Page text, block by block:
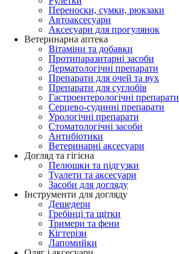
Переноски, сумки, рюкзаки
Автоаксесуари
Аксесуари для прогулянок
Ветеринарна аптека
Вітаміни та добавки
Протипаразитарні засоби
Дерматологічні препарати
Препарати для очей та вух
Препарати для суглобів
Гастроентерологічні препарати
Серцево-судинні препарати
Урологічні препарати
Стоматологічні засоби
Антибіотики
Ветеринарні аксесуари
Догляд та гігієна
Пелюшки та підгузки
Туалети та аксесуари
Засоби для догляду
Інструменти для догляду
Дешедери
Гребінці та щітки
Тримери та фени
Кігтерізи
Лапомийки